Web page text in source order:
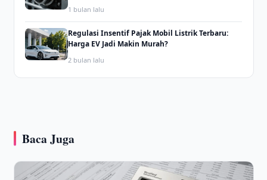
1 bulan lalu
Regulasi Insentif Pajak Mobil Listrik Terbaru:
Harga EV Jadi Makin Murah?
2 bulan lalu
Baca Juga